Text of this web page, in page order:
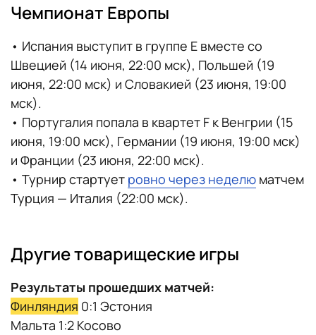
Чемпионат Европы
• Испания выступит в группе Е вместе со
Швецией (14 июня, 22:00 мск), Польшей (19
июня, 22:00 мск) и Словакией (23 июня, 19:00
мск).
• Португалия попала в квартет F к Венгрии (15
июня, 19:00 мск), Германии (19 июня, 19:00 мск)
и Франции (23 июня, 22:00 мск).
• Турнир стартует ровно через неделю матчем
Турция — Италия (22:00 мск).
Другие товарищеские игры
Результаты прошедших матчей:
Финляндия 0:1 Эстония
Мальта 1:2 Косово